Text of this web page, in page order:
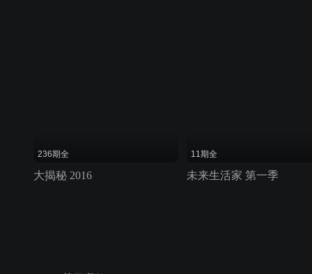
236期全
大揭秘 2016
11期全
未来生活家 第一季